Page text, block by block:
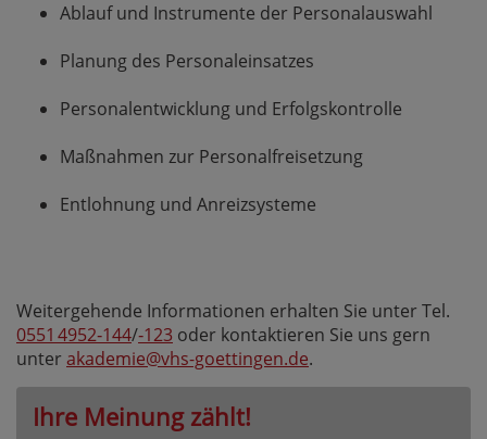
Ablauf und Instrumente der Personalauswahl
Planung des Personaleinsatzes
Personalentwicklung und Erfolgskontrolle
Maßnahmen zur Personalfreisetzung
Entlohnung und Anreizsysteme
Weitergehende Informationen erhalten Sie unter Tel.
0551 4952‑144/‑123 oder kontaktieren Sie uns gern
unter akademie@vhs-goettingen.de.
Ihre Meinung zählt!